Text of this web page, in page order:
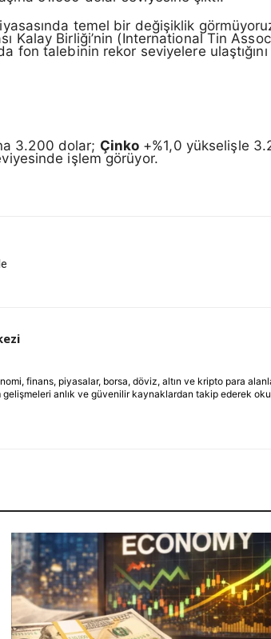
temel bir değişiklik
Kalay Birliği’nin (International Tin
fon talebinin rekor seviyelere ulaştığını
3.200 dolar; Çinko +%1,0 yükselişle
işlem görüyor.
finans, piyasalar, borsa, döviz, altın ve kripto para
anlık ve güvenilir kaynaklardan takip ederek